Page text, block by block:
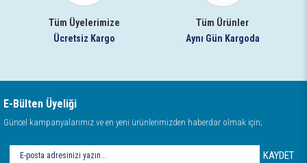
Tüm Üyelerimize
Ücretsiz Kargo
Tüm Ürünler
Aynı Gün Kargoda
E-Bülten Üyeliği
Güncel kampanyalarımız ve en yeni ürünlerimizden haberdar olmak için;
KAYDET